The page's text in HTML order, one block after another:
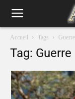
Accueil Tags Guerre
Tag: Guerre